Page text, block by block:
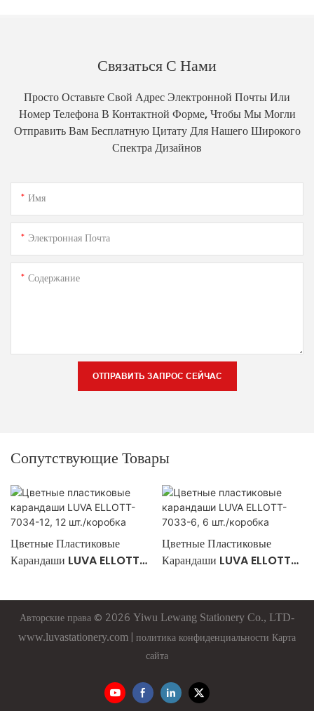
Связаться С Нами
Просто Оставьте Свой Адрес Электронной Почты Или
Номер Телефона В Контактной Форме, Чтобы Мы Могли
Отправить Вам Бесплатную Цитату Для Нашего Широкого
Спектра Дизайнов
Имя
Электронная Почта
Содержание
ОТПРАВИТЬ ЗАПРОС СЕЙЧАС
Сопутствующие Товары
Цветные Пластиковые
Карандаши LUVA ELLOTT-
Цветные Пластиковые
Карандаши LUVA ELLOTT-
Авторские права © 2026 Yiwu Lewang Stationery Co., LTD-
www.luvastationery.com
политика конфиденциальности Карта
сайта